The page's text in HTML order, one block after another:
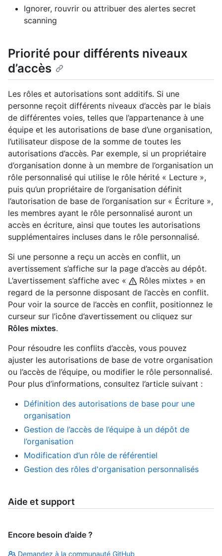
Ignorer, rouvrir ou attribuer des alertes secret
scanning
Priorité pour différents niveaux
d’accès
Les rôles et autorisations sont additifs. Si une
personne reçoit différents niveaux d’accès par le biais
de différentes voies, telles que l’appartenance à une
équipe et les autorisations de base d’une organisation,
l’utilisateur dispose de la somme de toutes les
autorisations d’accès. Par exemple, si un propriétaire
d’organisation donne à un membre de l’organisation un
rôle personnalisé qui utilise le rôle hérité « Lecture »,
puis qu’un propriétaire de l’organisation définit
l’autorisation de base de l’organisation sur « Écriture »,
les membres ayant le rôle personnalisé auront un
accès en écriture, ainsi que toutes les autorisations
supplémentaires incluses dans le rôle personnalisé.
Si une personne a reçu un accès en conflit, un
avertissement s’affiche sur la page d’accès au dépôt.
L’avertissement s’affiche avec «
Rôles mixtes » en
regard de la personne disposant de l’accès en conflit.
Pour voir la source de l’accès en conflit, positionnez le
curseur sur l’icône d’avertissement ou cliquez sur
Rôles mixtes.
Pour résoudre les conflits d’accès, vous pouvez
ajuster les autorisations de base de votre organisation
ou l’accès de l’équipe, ou modifier le rôle personnalisé.
Pour plus d’informations, consultez l’article suivant :
Définition des autorisations de base pour une
organisation
Gestion de l’accès de l’équipe à un dépôt de
l’organisation
Modification d’un rôle de référentiel
Gestion des rôles d'organisation personnalisés
Aide et support
Encore besoin d’aide ?
Demandez à la communauté GitHub